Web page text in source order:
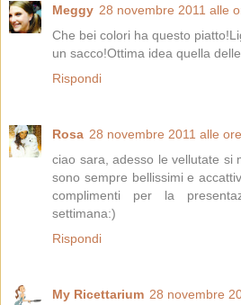
Meggy 28 novembre 2011 alle
Che bei colori ha questo
un sacco!Ottima idea quella
Rispondi
Rosa 28 novembre 2011 alle
ciao sara, adesso le vellutate si
sono sempre bellissimi e
complimenti per la
settimana:)
Rispondi
My Ricettarium 28 novembre